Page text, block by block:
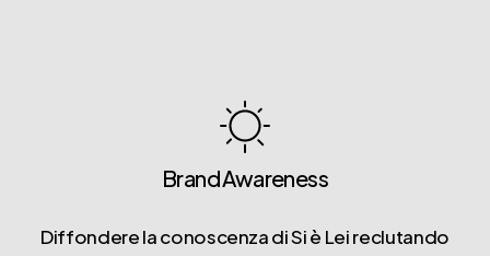
Brand Awareness
Diffondere la conoscenza di Si è Lei reclutando